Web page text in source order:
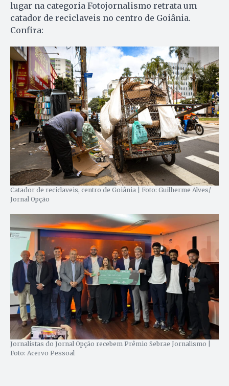
lugar na categoria Fotojornalismo retrata um
catador de reciclaveis no centro de Goiânia.
Confira:
Catador de reciclaveis, centro de Goiânia | Foto: Guilherme Alves/
Jornal Opção
Jornalistas do Jornal Opção recebem Prêmio Sebrae Jornalismo |
Foto: Acervo Pessoal